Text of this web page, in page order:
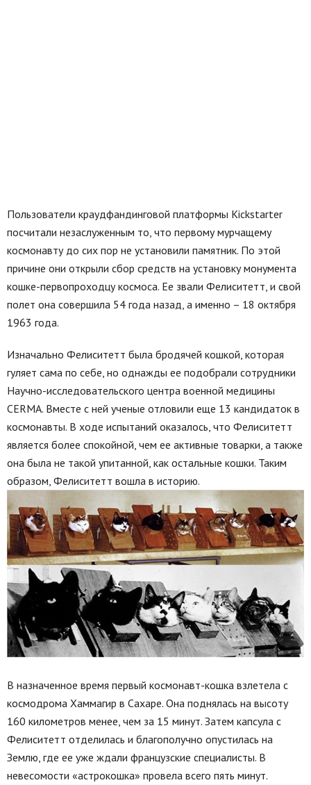
Пользователи краудфандинговой платформы Kickstarter
посчитали незаслуженным то, что первому мурчащему
космонавту до сих пор не установили памятник. По этой
причине они открыли сбор средств на установку монумента
кошке-первопроходцу космоса. Ее звали Фелиситетт, и свой
полет она совершила 54 года назад, а именно – 18 октября
1963 года.
Изначально Фелиситетт была бродячей кошкой, которая
гуляет сама по себе, но однажды ее подобрали сотрудники
Научно-исследовательского центра военной медицины
CERMA. Вместе с ней ученые отловили еще 13 кандидаток в
космонавты. В ходе испытаний оказалось, что Фелиситетт
является более спокойной, чем ее активные товарки, а также
она была не такой упитанной, как остальные кошки. Таким
образом, Фелиситетт вошла в историю.
В назначенное время первый космонавт-кошка взлетела с
космодрома Хаммагир в Сахаре. Она поднялась на высоту
160 километров менее, чем за 15 минут. Затем капсула с
Фелиситетт отделилась и благополучно опустилась на
Землю, где ее уже ждали французские специалисты. В
невесомости «астрокошка» провела всего пять минут.